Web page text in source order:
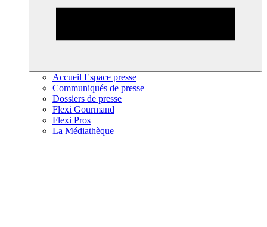
Accueil Espace presse
Communiqués de presse
Dossiers de presse
Flexi Gourmand
Flexi Pros
La Médiathèque